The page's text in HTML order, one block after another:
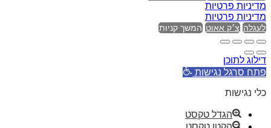
מדיניות פרטיות
מדיניות פרטיות
לעגלה צ׳ק אאוט המשך קניות
דילוג לתוכן
פתח סרגל נגישות
כלי נגישות
הגדל טקסט